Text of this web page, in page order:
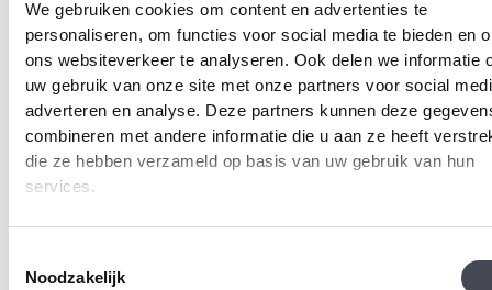
We gebruiken cookies om content en advertenties te
personaliseren, om functies voor social media te bieden en
ons websiteverkeer te analyseren. Ook delen we informatie
uw gebruik van onze site met onze partners voor social
adverteren en analyse. Deze partners kunnen deze
combineren met andere informatie die u aan ze heeft
die ze hebben verzameld op basis van uw gebruik van hun
services.
Noodzakelijk
© 2026 Premium Vloeren / Privacy verklaring / Voorwaarden
Realisatie:Searacon